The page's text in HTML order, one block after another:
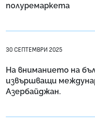
полуремаркета
30 СЕПТЕМВРИ 2025
На вниманието на
извършващи
Азербайджан.